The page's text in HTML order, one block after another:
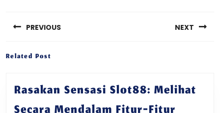
navigation
PREVIOUS
Previous
NEXT
Related Post
Rasakan Sensasi Slot88: Melihat